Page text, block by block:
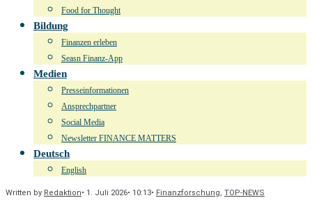
Food for Thought
Bildung
Finanzen erleben
Seasn Finanz-App
Medien
Presseinformationen
Ansprechpartner
Social Media
Newsletter FINANCE MATTERS
Deutsch
English
Written by Redaktion• 1. Juli 2026• 10:13• Finanzforschung, TOP-NEWS